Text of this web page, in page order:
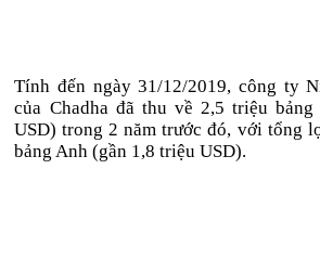
Tính đến ngày 31/12/2019, công ty
của Chadha đã thu về 2,5 triệu
USD) trong 2 năm trước đó, với tổng
bảng Anh (gần 1,8 triệu USD).